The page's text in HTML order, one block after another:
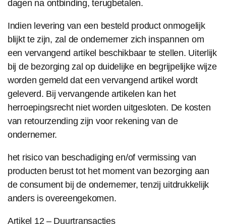
dagen na ontbinding, terugbetalen.
Indien levering van een besteld product onmogelijk
blijkt te zijn, zal de ondernemer zich inspannen om
een vervangend artikel beschikbaar te stellen. Uiterlijk
bij de bezorging zal op duidelijke en begrijpelijke wijze
worden gemeld dat een vervangend artikel wordt
geleverd. Bij vervangende artikelen kan het
herroepingsrecht niet worden uitgesloten. De kosten
van retourzending zijn voor rekening van de
ondernemer.
het risico van beschadiging en/of vermissing van
producten berust tot het moment van bezorging aan
de consument bij de ondernemer, tenzij uitdrukkelijk
anders is overeengekomen.
Artikel 12 – Duurtransacties